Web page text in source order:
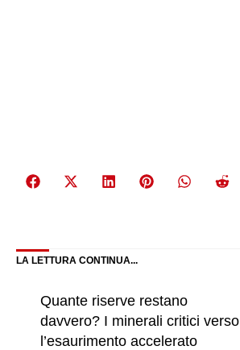
Share
Share
(Twitter)
Share
Share
Share
Bluesky
LA LETTURA CONTINUA...
Quante riserve restano
davvero? I minerali critici verso
l’esaurimento accelerato